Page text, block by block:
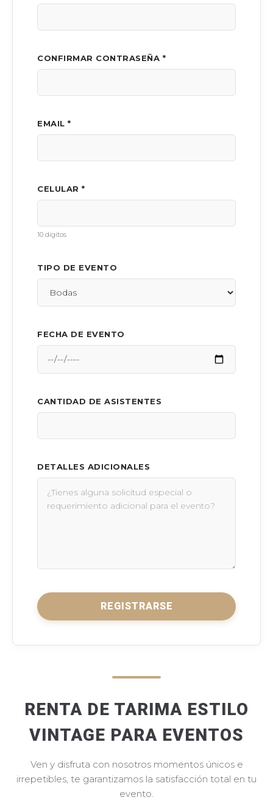
CONFIRMAR CONTRASEÑA *
EMAIL *
CELULAR *
10 dígitos
TIPO DE EVENTO
FECHA DE EVENTO
CANTIDAD DE ASISTENTES
DETALLES ADICIONALES
REGISTRARSE
RENTA DE TARIMA ESTILO
VINTAGE PARA EVENTOS
Ven y disfruta con nosotros momentos únicos e
irrepetibles, te garantizamos la satisfacción total en tu
evento.